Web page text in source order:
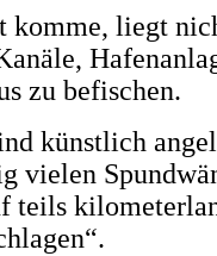
komme, liegt
zu befischen.
künstlich
vielen
teils